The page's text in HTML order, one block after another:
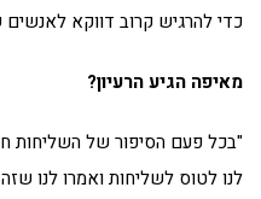
כדי להרגיש קרוב דווקא
מאיפה הגיע הרעיון?
"בכל פעם הסיפור של השליחות
לנו לטוס לשליחות ואמרו לנו